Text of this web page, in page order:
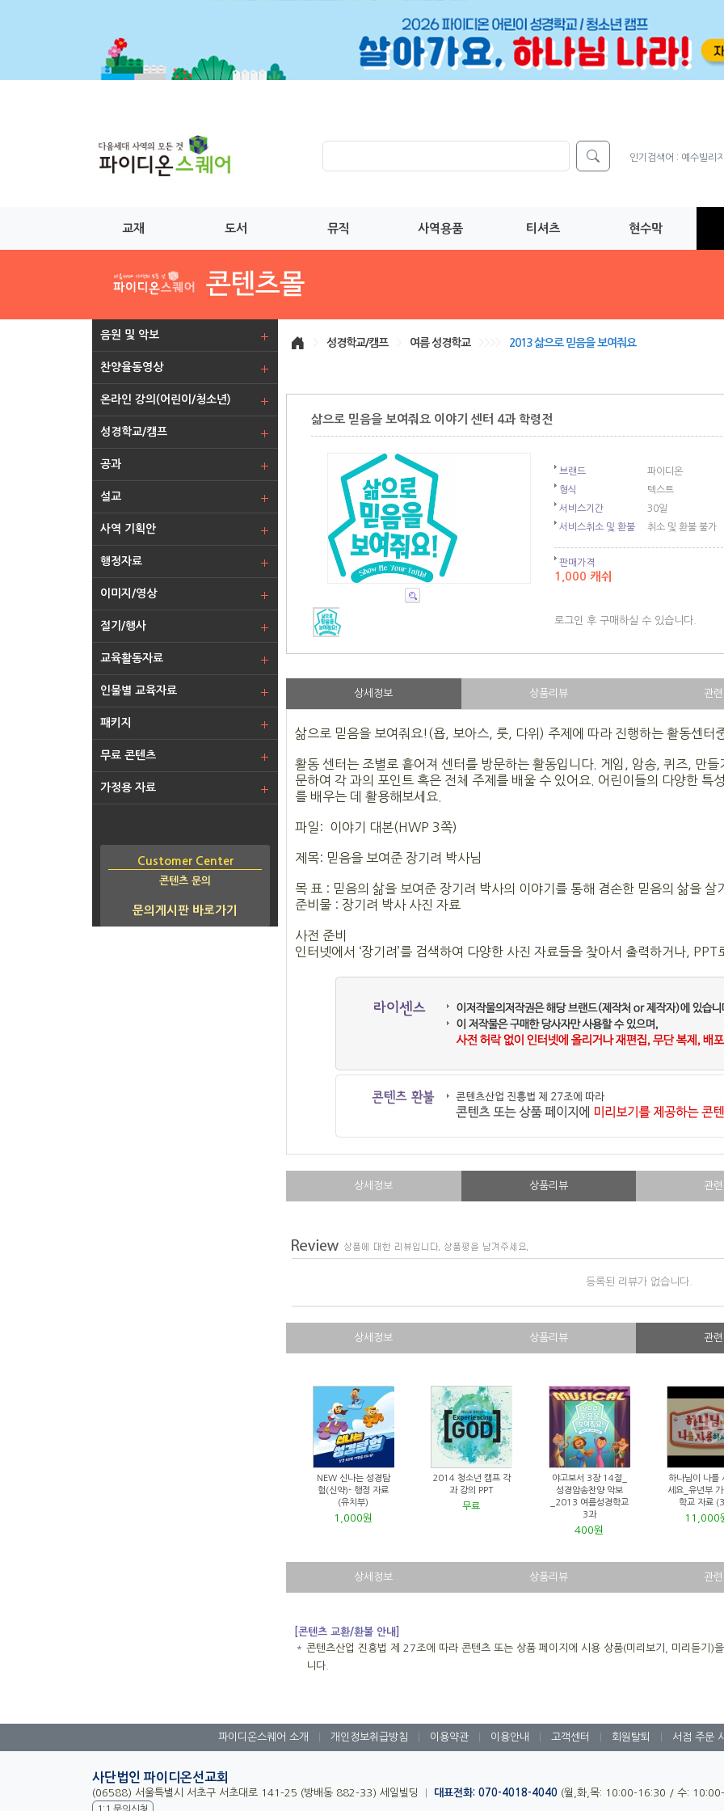
인기검색어 : 예수빌리지
교재 도서 뮤직 사역용품 티셔츠 현수막
음원 및 악보
찬양율동영상
온라인 강의(어린이/청소년)
성경학교/캠프
공과
설교
사역 기획안
행정자료
이미지/영상
절기/행사
교육활동자료
인물별 교육자료
패키지
무료 콘텐츠
가정용 자료
Customer Center
콘텐츠 문의
문의게시판 바로가기
성경학교/캠프 여름 성경학교 2013 삶으로 믿음을 보여줘요
삶으로 믿음을 보여줘요 이야기 센터 4과 학령전
브랜드
파이디온
형식
텍스트
서비스기간
30일
서비스취소 및 환불
취소 및 환불 불가
판매가격
1,000 캐쉬
로그인 후 구매하실 수 있습니다.
상세정보 상품리뷰 관
삶으로 믿음을 보여줘요!(욥, 보아스, 룻, 다위) 주제에 따라 진행하는 활동센터
활동 센터는 조별로 흩어져 센터를 방문하는 활동입니다. 게임, 암송, 퀴즈, 만
문하여 각 과의 포인트 혹은 전체 주제를 배울 수 있어요. 어린이들의 다양한 특
를 배우는 데 활용해보세요.
파일: 이야기 대본(HWP 3쪽)
제목: 믿음을 보여준 장기려 박사님
목 표 : 믿음의 삶을 보여준 장기려 박사의 이야기를 통해 겸손한 믿음의 삶을 살
준비물 : 장기려 박사 사진 자료
사전 준비
인터넷에서 ‘장기려’를 검색하여 다양한 사진 자료들을 찾아서 출력하거나, PPT
상세정보 상품리뷰 관
등록된 리뷰가 없습니다.
상세정보 상품리뷰 관
NEW 신나는 성경탐
험(신약)- 행정 자료
(유치부)
1,000원
2014 청소년 캠프 각
과 강의 PPT
무료
야고보서 3장 14절_
성경암송찬양 악보
_2013 여름성경학교
3과
400원
하나님이 나를
세요_유년부
학교 자료
11,000
상세정보 상품리뷰 관
[콘텐츠 교환/환불 안내]
＊ 콘텐츠산업 진흥법 제 27조에 따라 콘텐츠 또는 상품 페이지에 시용 상품(미리보기, 미리듣기)
니다.
파이디온스퀘어 소개 개인정보취급방침 이용약관 이용안내 고객센터 회원탈퇴 서점 주문
사단법인 파이디온선교회
(06588) 서울특별시 서초구 서초대로 141-25 (방배동 882-33) 세일빌딩 대표전화: 070-4018-4040 (월,화,목: 10:00-16:30 / 수: